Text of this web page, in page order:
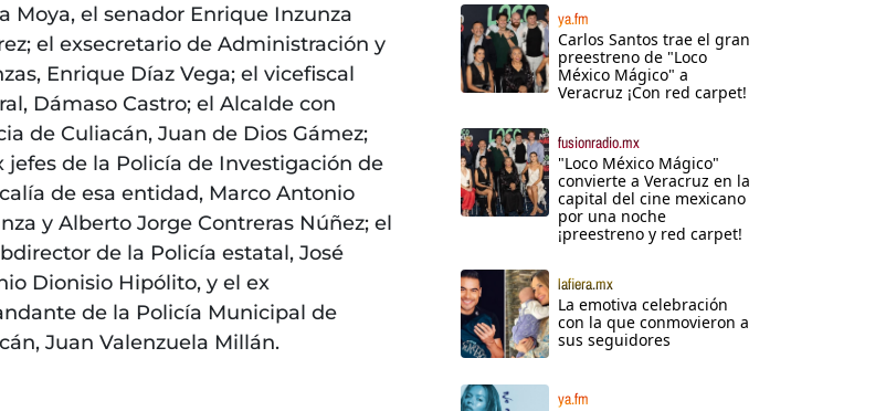
Moya, el senador Enrique Inzunza
el exsecretario de Administración y
Enrique Díaz Vega; el vicefiscal
Dámaso Castro; el Alcalde con
de Culiacán, Juan de Dios Gámez;
jefes de la Policía de Investigación de
de esa entidad, Marco Antonio
y Alberto Jorge Contreras Núñez; el
de la Policía estatal, José
Dionisio Hipólito, y el ex
de la Policía Municipal de
Juan Valenzuela Millán.
ya.fm
Carlos Santos trae el gran
preestreno de "Loco
México Mágico" a
Veracruz ¡Con red carpet!
fusionradio.mx
"Loco México Mágico"
convierte a Veracruz en la
capital del cine mexicano
por una noche
¡preestreno y red carpet!
lafiera.mx
La emotiva celebración
con la que conmovieron a
sus seguidores
ya.fm